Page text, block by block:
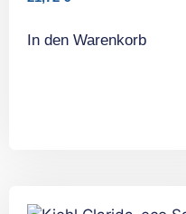
In den Warenkorb